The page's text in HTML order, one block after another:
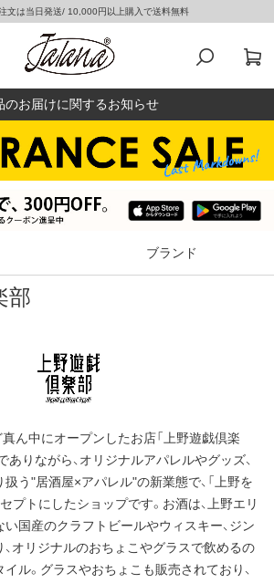
文は当日発送/ 10,000円以上購入で送料無料
のお届けに関するお知らせ
ブランド
部
ん中にオープンしたお店「上野遊戯倶楽
ありながら、オリジナルアパレルやグッズ、
う"居酒屋×アパレル"の新業態で、「上野を
プトにしたショップです。お酒は、上野エリ
国産のクラフトビールやウィスキー、ジン
オリジナルのおちょこやグラスで飲めるの
ル。グラスやおちょこも販売されており、